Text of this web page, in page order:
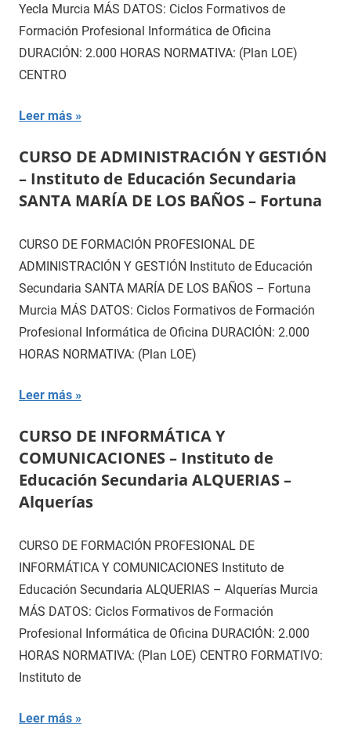
Yecla Murcia MÁS DATOS: Ciclos Formativos de
Formación Profesional Informática de Oficina
DURACIÓN: 2.000 HORAS NORMATIVA: (Plan LOE)
CENTRO
Leer más
CURSO DE ADMINISTRACIÓN Y GESTIÓN
– Instituto de Educación Secundaria
SANTA MARÍA DE LOS BAÑOS – Fortuna
CURSO DE FORMACIÓN PROFESIONAL DE
ADMINISTRACIÓN Y GESTIÓN Instituto de Educación
Secundaria SANTA MARÍA DE LOS BAÑOS – Fortuna
Murcia MÁS DATOS: Ciclos Formativos de Formación
Profesional Informática de Oficina DURACIÓN: 2.000
HORAS NORMATIVA: (Plan LOE)
Leer más
CURSO DE INFORMÁTICA Y
COMUNICACIONES – Instituto de
Educación Secundaria ALQUERIAS –
Alquerías
CURSO DE FORMACIÓN PROFESIONAL DE
INFORMÁTICA Y COMUNICACIONES Instituto de
Educación Secundaria ALQUERIAS – Alquerías Murcia
MÁS DATOS: Ciclos Formativos de Formación
Profesional Informática de Oficina DURACIÓN: 2.000
HORAS NORMATIVA: (Plan LOE) CENTRO FORMATIVO:
Instituto de
Leer más